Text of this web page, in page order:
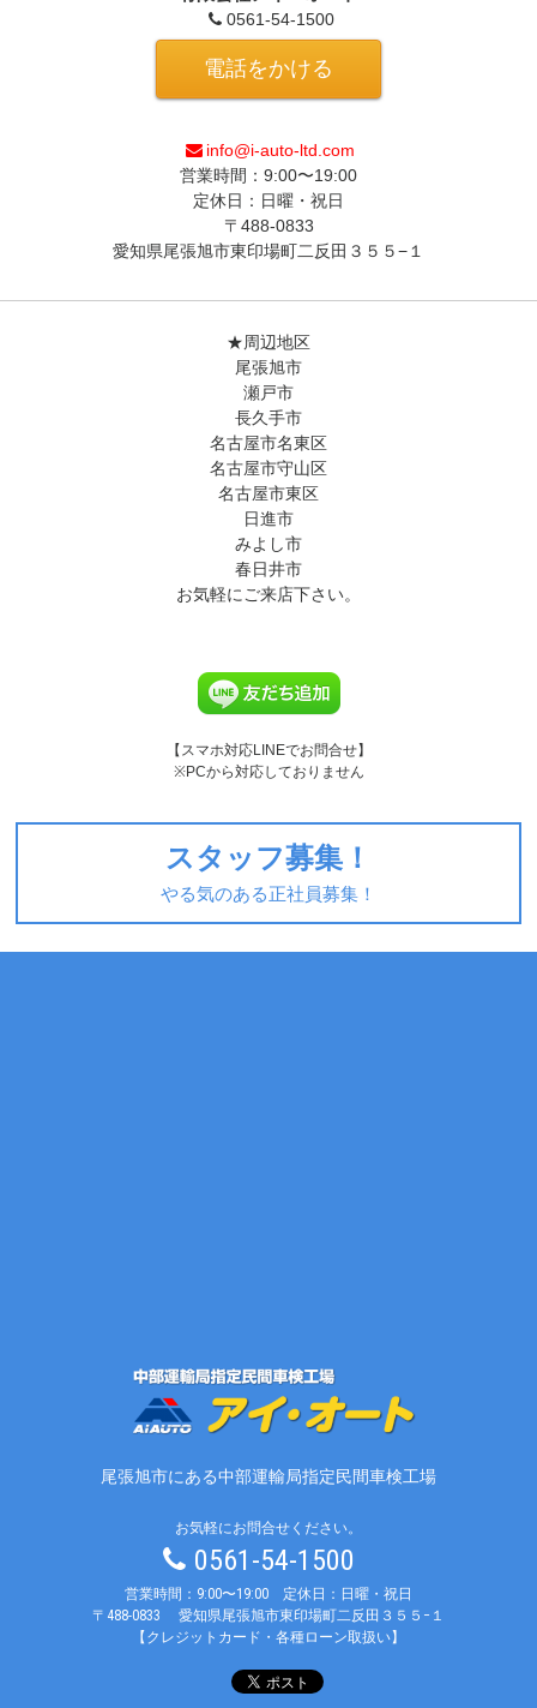
0561-54-1500
電話をかける
info@i-auto-ltd.com
営業時間：9:00〜19:00
定休日：日曜・祝日
〒488-0833
愛知県尾張旭市東印場町二反田３５５−１
★周辺地区
尾張旭市
瀬戸市
長久手市
名古屋市名東区
名古屋市守山区
名古屋市東区
日進市
みよし市
春日井市
お気軽にご来店下さい。
【スマホ対応LINEでお問合せ】
※PCから対応しておりません
スタッフ募集！
やる気のある正社員募集！
尾張旭市にある中部運輸局指定民間車検工場
お気軽にお問合せください。
0561-54-1500
営業時間：9:00〜19:00 定休日：日曜・祝日
〒488-0833
愛知県尾張旭市東印場町二反田３５５−１
【クレジットカード・各種ローン取扱い】